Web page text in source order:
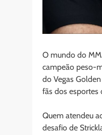
O mundo do
campeão peso-
do Vegas
fãs dos esportes
Quem atendeu
desafio de